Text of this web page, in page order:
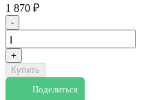
1 870 ₽
-
+
Купить
Поделиться